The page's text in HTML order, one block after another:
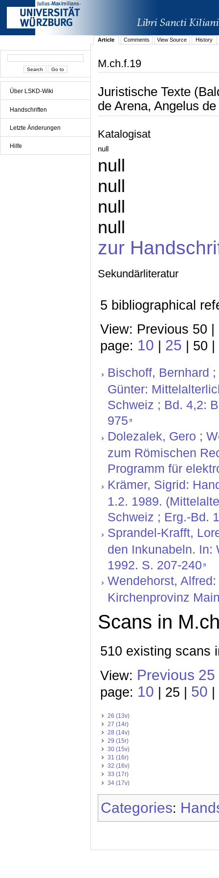
Über LSKD-Wiki
Handschriften
Letzte Änderungen
Hilfe
Article Comments View Source History
M.ch.f.19
Juristische Texte
de Arena, Angelus
Katalogisat
null
null
null
null
null
zur
Sekundärliteratur
5 bibliographical
View: Previous 50
page: 10 | 25 | 50 |
Bischoff, Bernhard
Günter:
Schweiz ; Bd. 4,2:
975
Dolezalek, Gero ;
zum Römischen
Programm für
Krämer, Sigrid:
1.2. 1989.
Schweiz ; Erg.-Bd.
Sprandel-Krafft,
den Inkunabeln. In:
1992. S. 207-240
Wendehorst,
Kirchenprovinz
Scans in
510 existing scans
View: Previous 25
page: 10 | 25 | 50
26 (13v)
27 (14r)
28 (14v)
29 (15r)
30 (15v)
31 (16r)
32 (16v)
33 (17r)
34 (17v)
Categories: